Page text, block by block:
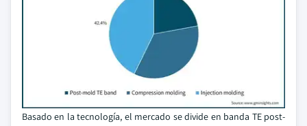
Basado en la tecnología, el mercado se divide en banda TE post-